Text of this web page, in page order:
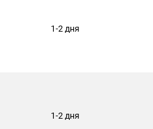
1-2 дня
1-2 дня